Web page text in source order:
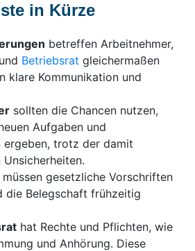
in Kürze
betreffen Arbeitnehmer,
Betriebsrat gleichermaßen
klare Kommunikation und
sollten die Chancen nutzen,
Aufgaben und
ergeben, trotz der damit
müssen gesetzliche Vorschriften
die Belegschaft frühzeitig
hat Rechte und Pflichten, wie
und Anhörung. Diese